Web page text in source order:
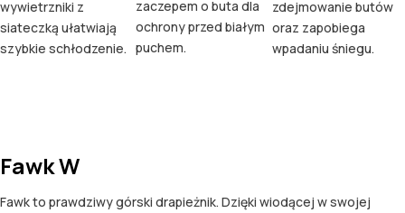
wywietrzniki z
siateczką ułatwiają
szybkie schłodzenie.
zaczepem o buta dla
ochrony przed białym
puchem.
zdejmowanie butów
oraz zapobiega
wpadaniu śniegu.
Fawk W
Fawk to prawdziwy górski drapieżnik. Dzięki wiodącej w swojej